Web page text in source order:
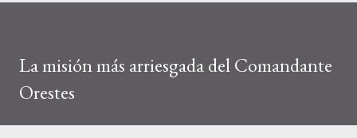
La misión más arriesgada del Comandante
Orestes